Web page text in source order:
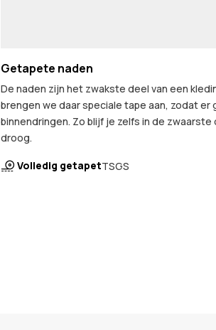
Getapete naden
De naden zijn het zwakste deel van een
brengen we daar speciale tape aan, zodat er
binnendringen. Zo blijf je zelfs in de
droog.
Volledig getapetTSGS